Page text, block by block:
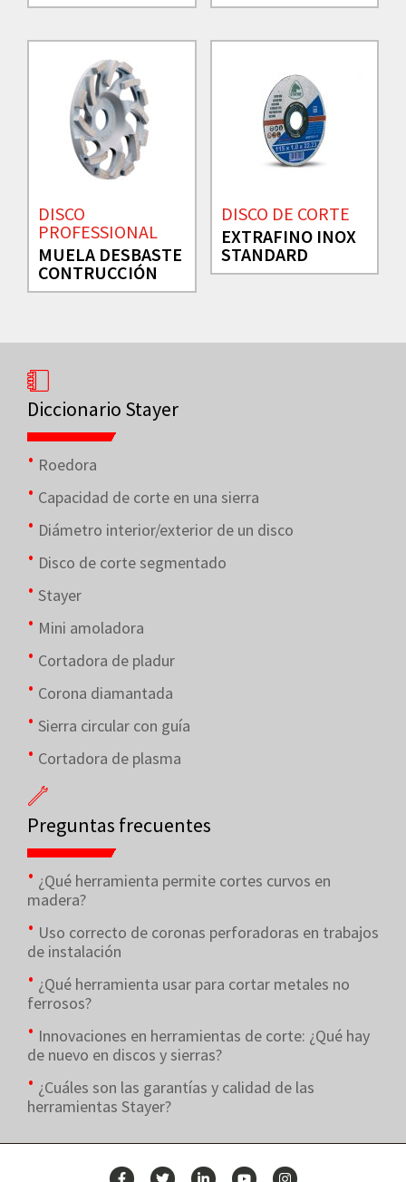
DISCO
PROFESSIONAL
MUELA DESBASTE
CONTRUCCIÓN
DISCO DE CORTE
EXTRAFINO INOX
STANDARD
Diccionario Stayer
Roedora
Capacidad de corte en una sierra
Diámetro interior/exterior de un disco
Disco de corte segmentado
Stayer
Mini amoladora
Cortadora de pladur
Corona diamantada
Sierra circular con guía
Cortadora de plasma
Preguntas frecuentes
¿Qué herramienta permite cortes curvos en
madera?
Uso correcto de coronas perforadoras en trabajos
de instalación
¿Qué herramienta usar para cortar metales no
ferrosos?
Innovaciones en herramientas de corte: ¿Qué hay
de nuevo en discos y sierras?
¿Cuáles son las garantías y calidad de las
herramientas Stayer?